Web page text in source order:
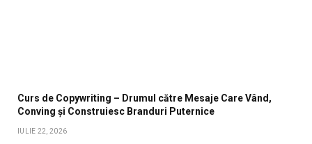
Curs de Copywriting – Drumul către Mesaje Care Vând,
Conving și Construiesc Branduri Puternice
IULIE 22, 2026